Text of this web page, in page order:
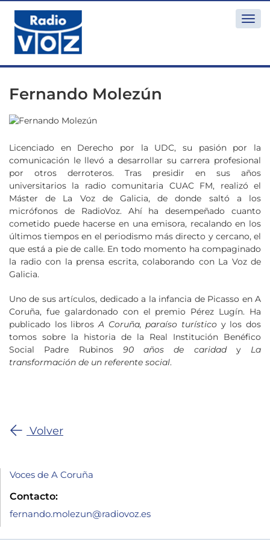
Fernando Molezún
Licenciado en Derecho por la UDC, su pasión por la
comunicación le llevó a desarrollar su carrera profesional
por otros derroteros. Tras presidir en sus años
universitarios la radio comunitaria CUAC FM, realizó el
Máster de La Voz de Galicia, de donde saltó a los
micrófonos de RadioVoz. Ahí ha desempeñado cuanto
cometido puede hacerse en una emisora, recalando en los
últimos tiempos en el periodismo más directo y cercano, el
que está a pie de calle. En todo momento ha compaginado
la radio con la prensa escrita, colaborando con La Voz de
Galicia.
Uno de sus artículos, dedicado a la infancia de Picasso en A
Coruña, fue galardonado con el premio Pérez Lugín. Ha
publicado los librosA Coruña, paraíso turístico y los dos
tomos sobre la historia de la Real Institución Benéfico
Social Padre Rubinos 90 años de caridady La
transformación de un referente social.
Volver
Voces de A Coruña
Contacto:
fernando.molezun@radiovoz.es